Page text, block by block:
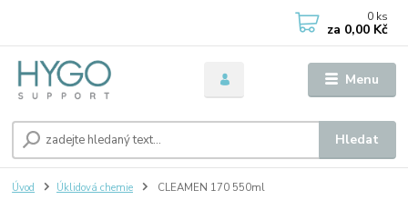
Menu
Hledat
0 ks
za 0,00 Kč
Úvod Úklidová chemie CLEAMEN 170 550ml